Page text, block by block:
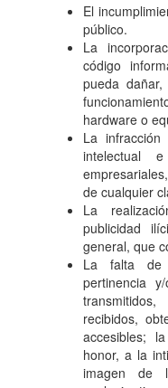
El
público.
La
código
pueda
hardware o
La
intelectual
de cualquier
La
publicidad
general, que
La falta de
pertinencia
recibidos,
accesibles;
honor, a la
imagen de